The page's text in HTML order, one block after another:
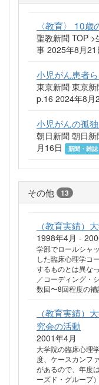
〈教育〉 10
聖教新聞 TOP >
事 2025年8月21
小児がん患者
東京新聞 東京
p.16 2024年8月
小児がんの孤
朝日新聞 朝日
月16日
新聞・雑誌
その他 13
（教育実績）
1998年4月 -
学部でロールシャ
した臨床心理学コ
するものとは異な
／コーディング・
数回〜8回程度の
（教育実績）
究会の活動
2001年4月
大学院の臨床心理
度、ケースカンフ
があるので、年度
ーズド・グループ）